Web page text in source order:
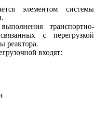
элементом системы
транспортно-
с перегрузкой
реактора.
входят: